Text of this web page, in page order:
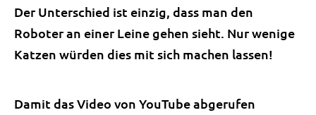
Der Unterschied ist einzig, dass man den
Roboter an einer Leine gehen sieht. Nur wenige
Katzen würden dies mit sich machen lassen!
Damit das Video von YouTube abgerufen